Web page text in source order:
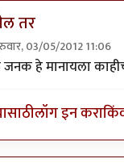
तर
03/05/2012 11:06
हे मानायला काहीच
लॉग इन करा